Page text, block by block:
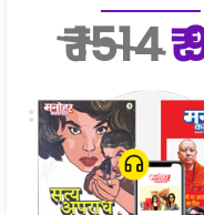
₹ 1514₹